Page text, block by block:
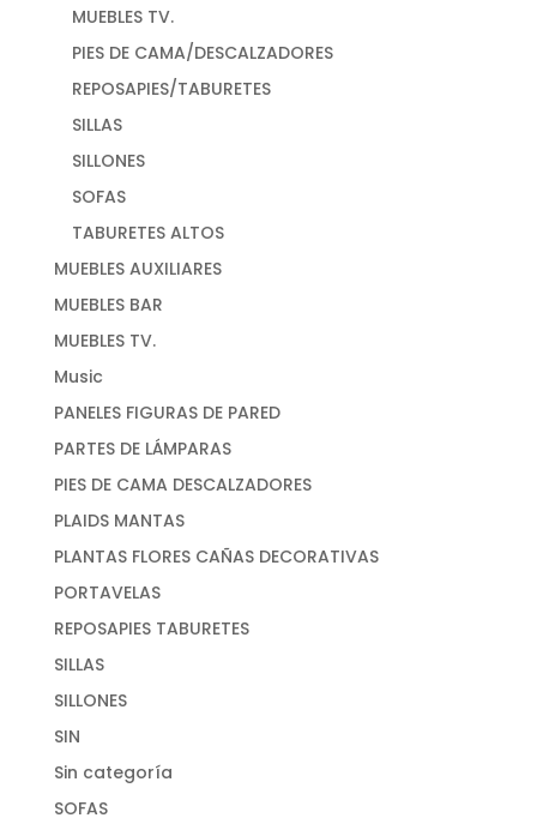
MUEBLES TV.
PIES DE CAMA/DESCALZADORES
REPOSAPIES/TABURETES
SILLAS
SILLONES
SOFAS
TABURETES ALTOS
MUEBLES AUXILIARES
MUEBLES BAR
MUEBLES TV.
Music
PANELES FIGURAS DE PARED
PARTES DE LÁMPARAS
PIES DE CAMA DESCALZADORES
PLAIDS MANTAS
PLANTAS FLORES CAÑAS DECORATIVAS
PORTAVELAS
REPOSAPIES TABURETES
SILLAS
SILLONES
SIN
Sin categoría
SOFAS